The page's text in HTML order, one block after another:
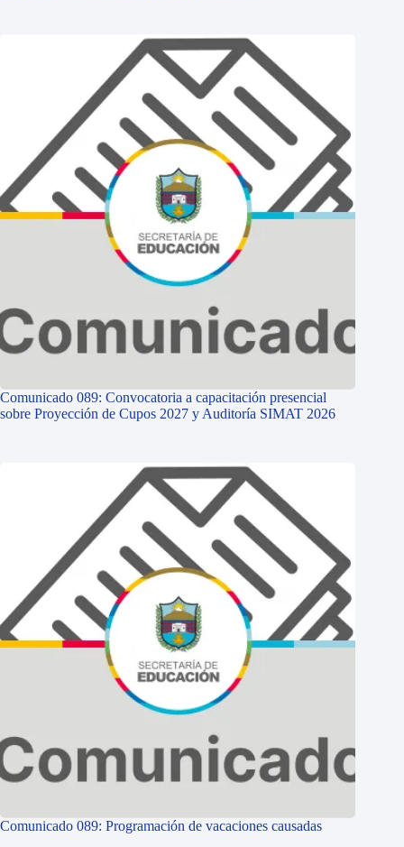
Comunicado 089: Convocatoria a capacitación presencial
sobre Proyección de Cupos 2027 y Auditoría SIMAT 2026
Comunicado 089: Programación de vacaciones causadas